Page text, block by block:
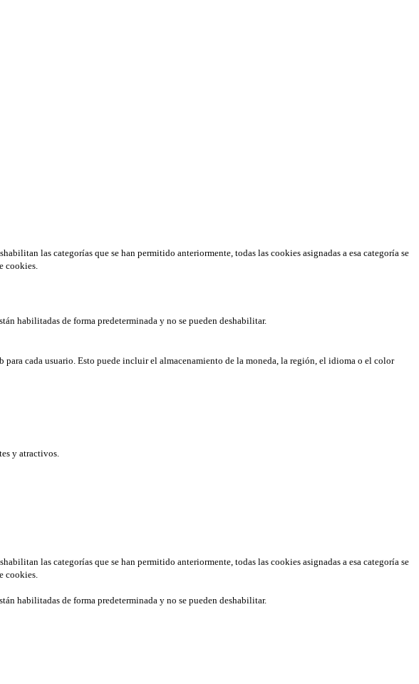
las categorías que se han permitido anteriormente, todas las cookies asignadas a esa categoría se
cookies.
habilitadas de forma predeterminada y no se pueden deshabilitar.
cada usuario. Esto puede incluir el almacenamiento de la moneda, la región, el idioma o el color
y atractivos.
las categorías que se han permitido anteriormente, todas las cookies asignadas a esa categoría se
cookies.
habilitadas de forma predeterminada y no se pueden deshabilitar.